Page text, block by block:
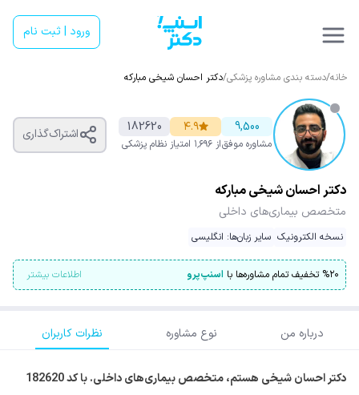
ورود | ثبت نام
خانه/دسته بندی مشاوره پزشکی/دکتر احسان شیخی مبارکه
9,500
مشاوره موفق
۴.۹
از ۱٬۶۹۶ امتیاز
182620
نظام پزشکی
اشتراک‌گذاری
دکتر احسان شیخی مبارکه
متخصص بیماری‌های داخلی
نسخه الکترونیک سایر زبان‌ها: انگلیسی
%۲۰ تخفیف تمام مشاوره‌ها با اسنپ‌پرو اطلاعات بیشتر
درباره من نوع مشاوره نظرات کاربران
دکتر احسان شیخی هستم، متخصص بیماری‌های داخلی. با کد 182620